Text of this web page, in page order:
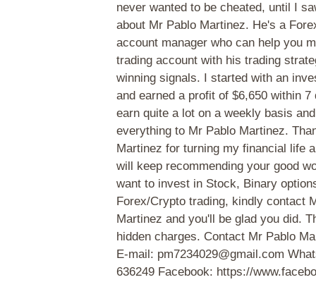
never wanted to be cheated, until I
about Mr Pablo Martinez. He's a
account manager who can help you
trading account with his trading
winning signals. I started with an
and earned a profit of $6,650 within 7
earn quite a lot on a weekly basis
everything to Mr Pablo Martinez.
Martinez for turning my financial life
will keep recommending your good
want to invest in Stock, Binary
Forex/Crypto trading, kindly contact
Martinez and you'll be glad you did.
hidden charges. Contact Mr Pablo
E-mail: pm7234029@gmail.com
636249 Facebook: https://